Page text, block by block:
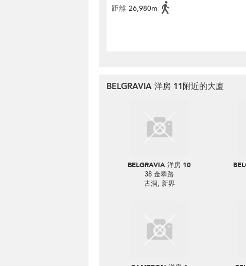
距離 26,980m
BELGRAVIA 洋房 11附近的大廈
BELGRAVIA 洋房 10
38 金翠路
古洞, 新界